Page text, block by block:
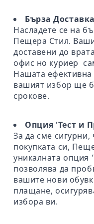
Бърза
Насладете се на
Пещера Стил.
доставени до
офис но куриер
Нашата ефективна
вашият избор ще
срокове.
Опция 'Тест и
За да сме
покупката си,
уникалната опция
позволява да
вашите нови
плащане,
избора ви.